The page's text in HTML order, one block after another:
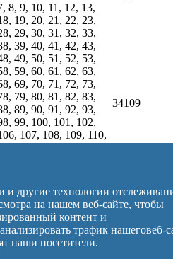
Обновлено : 07-08-2026.
8, 9, 10, 11, 12, 13,
19, 20, 21, 22, 23,
29, 30, 31, 32, 33,
39, 40, 41, 42, 43,
49, 50, 51, 52, 53,
59, 60, 61, 62, 63,
69, 70, 71, 72, 73,
79, 80, 81, 82, 83,
89, 90, 91, 92, 93,
99, 100, 101, 102,
107, 108, 109, 110,
139, 140, 141, 142,
147, 148, 149
34109
Індекс
другие технологии
на нашем веб-сайте, чтобы
контент и
трафик нашеговеб-
наши посетители.